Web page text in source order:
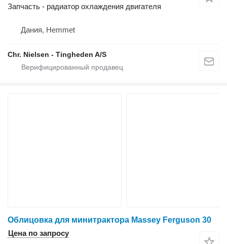
Запчасть - радиатор охлаждения двигателя
Дания, Hemmet
Chr. Nielsen - Tingheden A/S
Облицовка для минитрактора Massey Ferguson 30
Цена по запросу